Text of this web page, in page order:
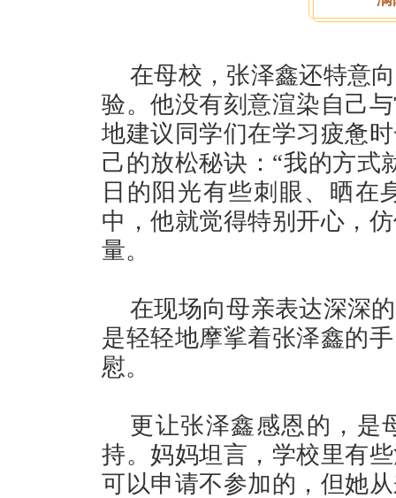
在母校，张泽鑫还特意
验。他没有刻意渲染自己
地建议同学们在学习疲惫
己的放松秘诀：“我的方式
日的阳光有些刺眼、晒在
中，他就觉得特别开心，
量。
在现场向母亲表达深深
是轻轻地摩挲着张泽鑫的
慰。
更让张泽鑫感恩的，是
持。妈妈坦言，学校里有
可以申请不参加的，但她